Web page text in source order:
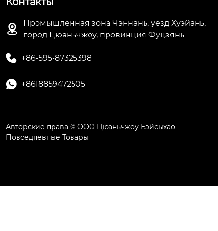

Промышленная зона Чэннань, уезд Хуэйань,
город Цюаньчжоу, провинция Фуцзянь
 +86-595-87325398
 +8618859472505
Авторские права © ООО Цюаньчжоу Бэйсыхао
Повседневные Товары